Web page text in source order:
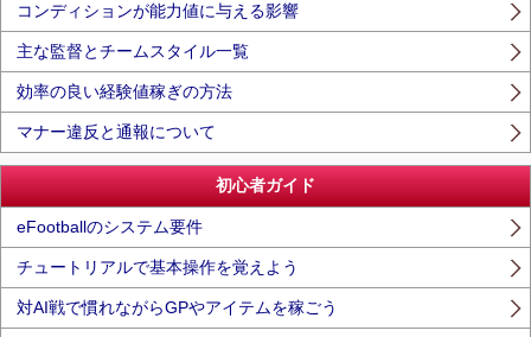
コンディションが能力値に与える影響
主な監督とチームスタイル一覧
効率の良い経験値稼ぎの方法
マナー違反と通報について
初心者ガイド
eFootballのシステム要件
チュートリアルで基本操作を覚えよう
対AI戦で慣れながらGPやアイテムを稼ごう